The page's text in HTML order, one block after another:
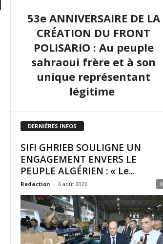
53e ANNIVERSAIRE DE LA
CRÉATION DU FRONT
POLISARIO : Au peuple
sahraoui frère et à son
unique représentant
légitime
DERNIÈRES INFOS
SIFI GHRIEB SOULIGNE UN
ENGAGEMENT ENVERS LE
PEUPLE ALGÉRIEN : « Le...
Redaction - 6 août 2026 0